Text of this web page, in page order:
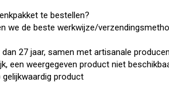
te bestellen?
we de beste werkwijze/
27 jaar, samen met artisanale
een weergegeven product niet
product